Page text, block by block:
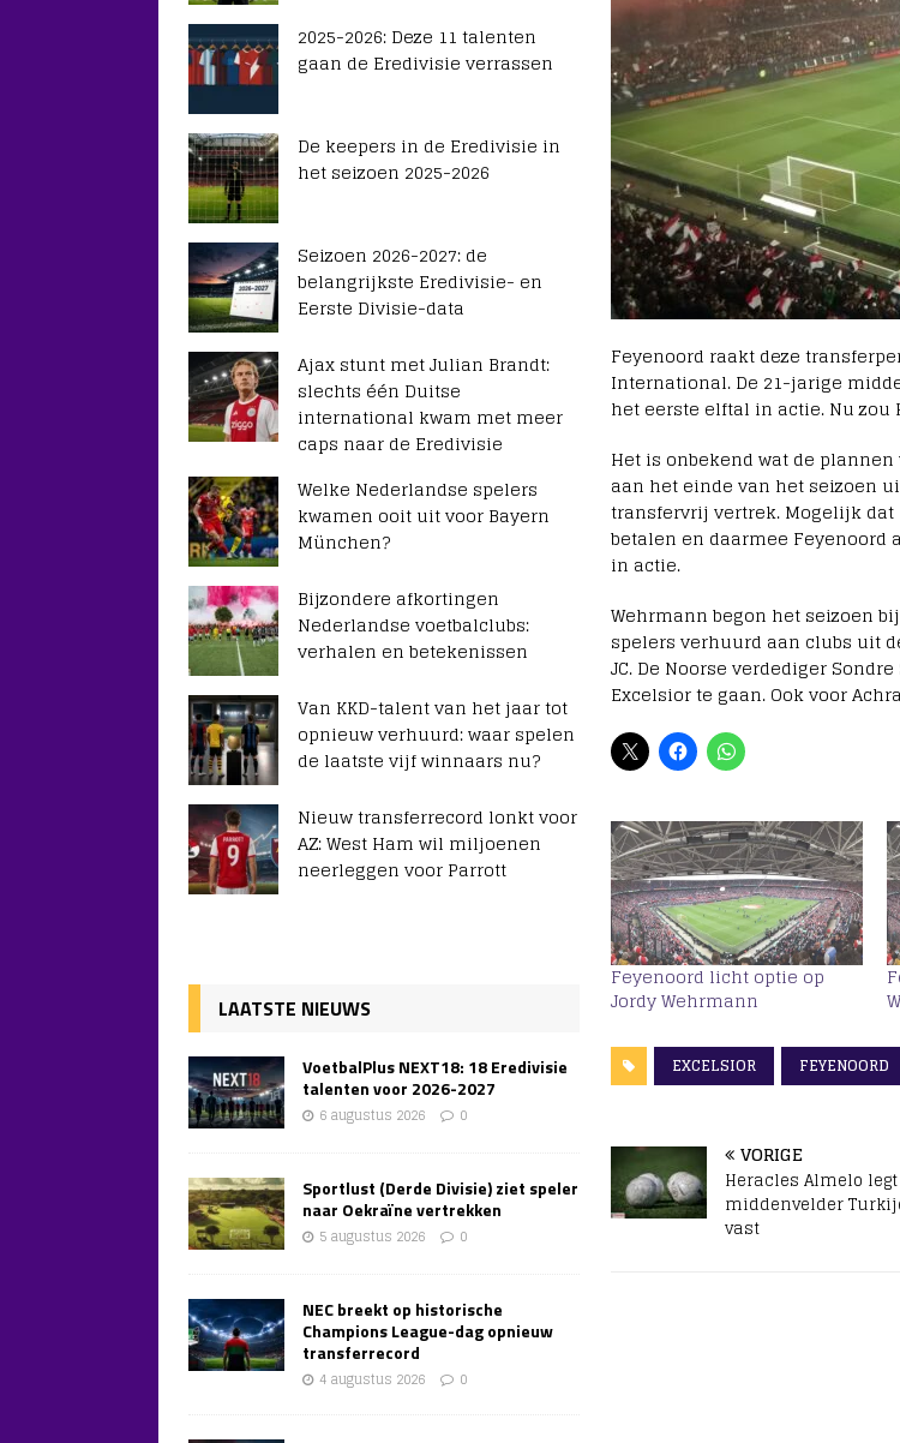
Feyenoord raakt deze
International. De 21-jarige
het eerste elftal in actie. Nu
Het is onbekend wat de
aan het einde van het seizoen
transfervrij vertrek. Mogelijk
betalen en daarmee Feyenoord
in actie.
Wehrmann begon het seizoen
spelers verhuurd aan clubs uit
JC. De Noorse verdediger
Excelsior te gaan. Ook voor
Feyenoord licht optie op
Jordy Wehrmann
EXCELSIOR FEYENOORD
VORIGE
Heracles Almelo legt
middenvelder
vast
2025-2026: Deze 11 talenten
gaan de Eredivisie verrassen
De keepers in de Eredivisie in
het seizoen 2025-2026
Seizoen 2026-2027: de
belangrijkste Eredivisie- en
Eerste Divisie-data
Ajax stunt met Julian Brandt:
slechts één Duitse
international kwam met meer
caps naar de Eredivisie
Welke Nederlandse spelers
kwamen ooit uit voor Bayern
München?
Bijzondere afkortingen
Nederlandse voetbalclubs:
verhalen en betekenissen
Van KKD-talent van het jaar tot
opnieuw verhuurd: waar spelen
de laatste vijf winnaars nu?
Nieuw transferrecord lonkt voor
AZ: West Ham wil miljoenen
neerleggen voor Parrott
LAATSTE NIEUWS
VoetbalPlus NEXT18: 18 Eredivisie
talenten voor 2026-2027
6 augustus 2026 0
Sportlust (Derde Divisie) ziet speler
naar Oekraïne vertrekken
5 augustus 2026 0
NEC breekt op historische
Champions League-dag opnieuw
transferrecord
4 augustus 2026 0